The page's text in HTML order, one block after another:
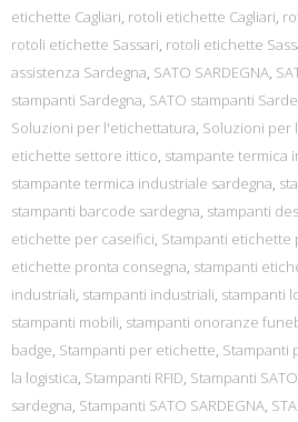
etichette Cagliari, rotoli etichette Cagliari,
rotoli etichette Sassari, rotoli etichette
assistenza Sardegna, SATO SARDEGNA,
stampanti Sardegna, SATO stampanti
Soluzioni per l'etichettatura, Soluzioni per
etichette settore ittico, stampante termica
stampante termica industriale sardegna,
stampanti barcode sardegna, stampanti
etichette per caseifici, Stampanti etichette
etichette pronta consegna, stampanti
industriali, stampanti industriali, stampanti
stampanti mobili, stampanti onoranze
badge, Stampanti per etichette, Stampanti
la logistica, Stampanti RFID, Stampanti SATO
sardegna, Stampanti SATO SARDEGNA,